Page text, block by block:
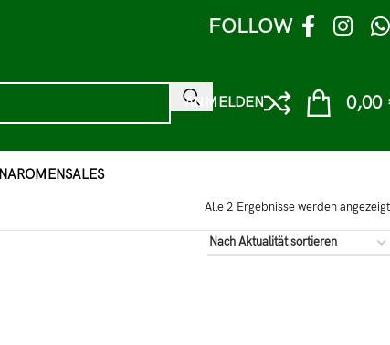
FOLLOW
ANMELDEN 0,00
AROMENSALES
Alle 2 Ergebnisse werden angezeigt